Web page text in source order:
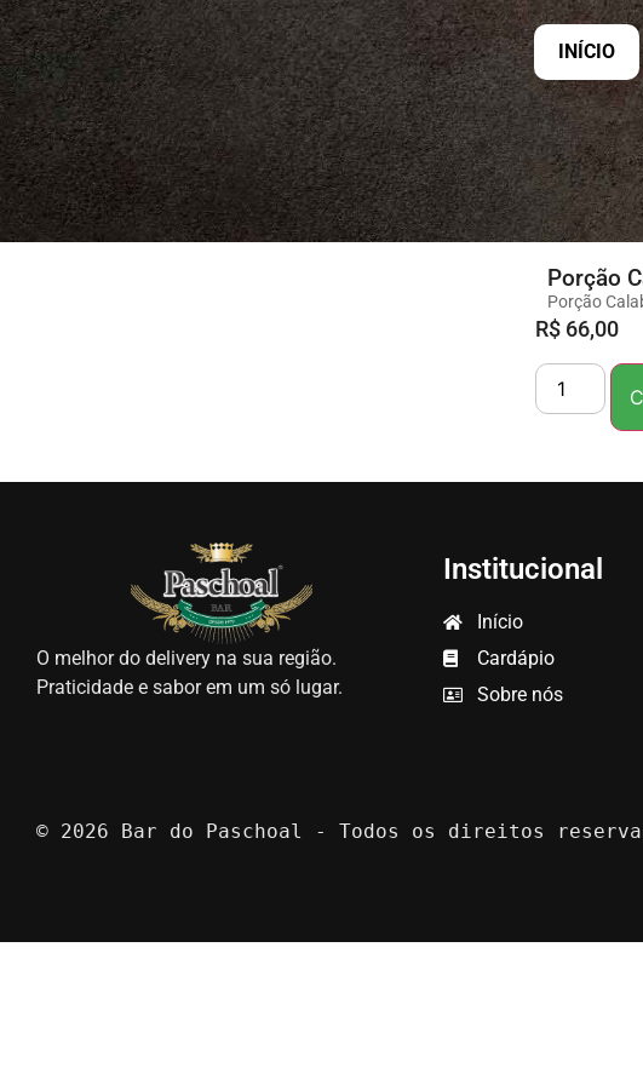
INÍCIO
Porção
Porção
R$ 66,00
O melhor do delivery na sua região.
Praticidade e sabor em um só lugar.
Institucional
Início
Cardápio
Sobre nós
© 2026 Bar do Paschoal - Todos os direitos